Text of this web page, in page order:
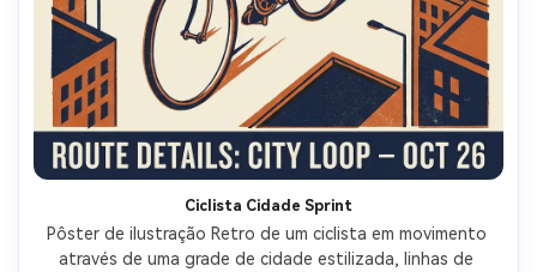
Ciclista Cidade Sprint
Pôster de ilustração Retro de um ciclista em movimento
através de uma grade de cidade estilizada, linhas de